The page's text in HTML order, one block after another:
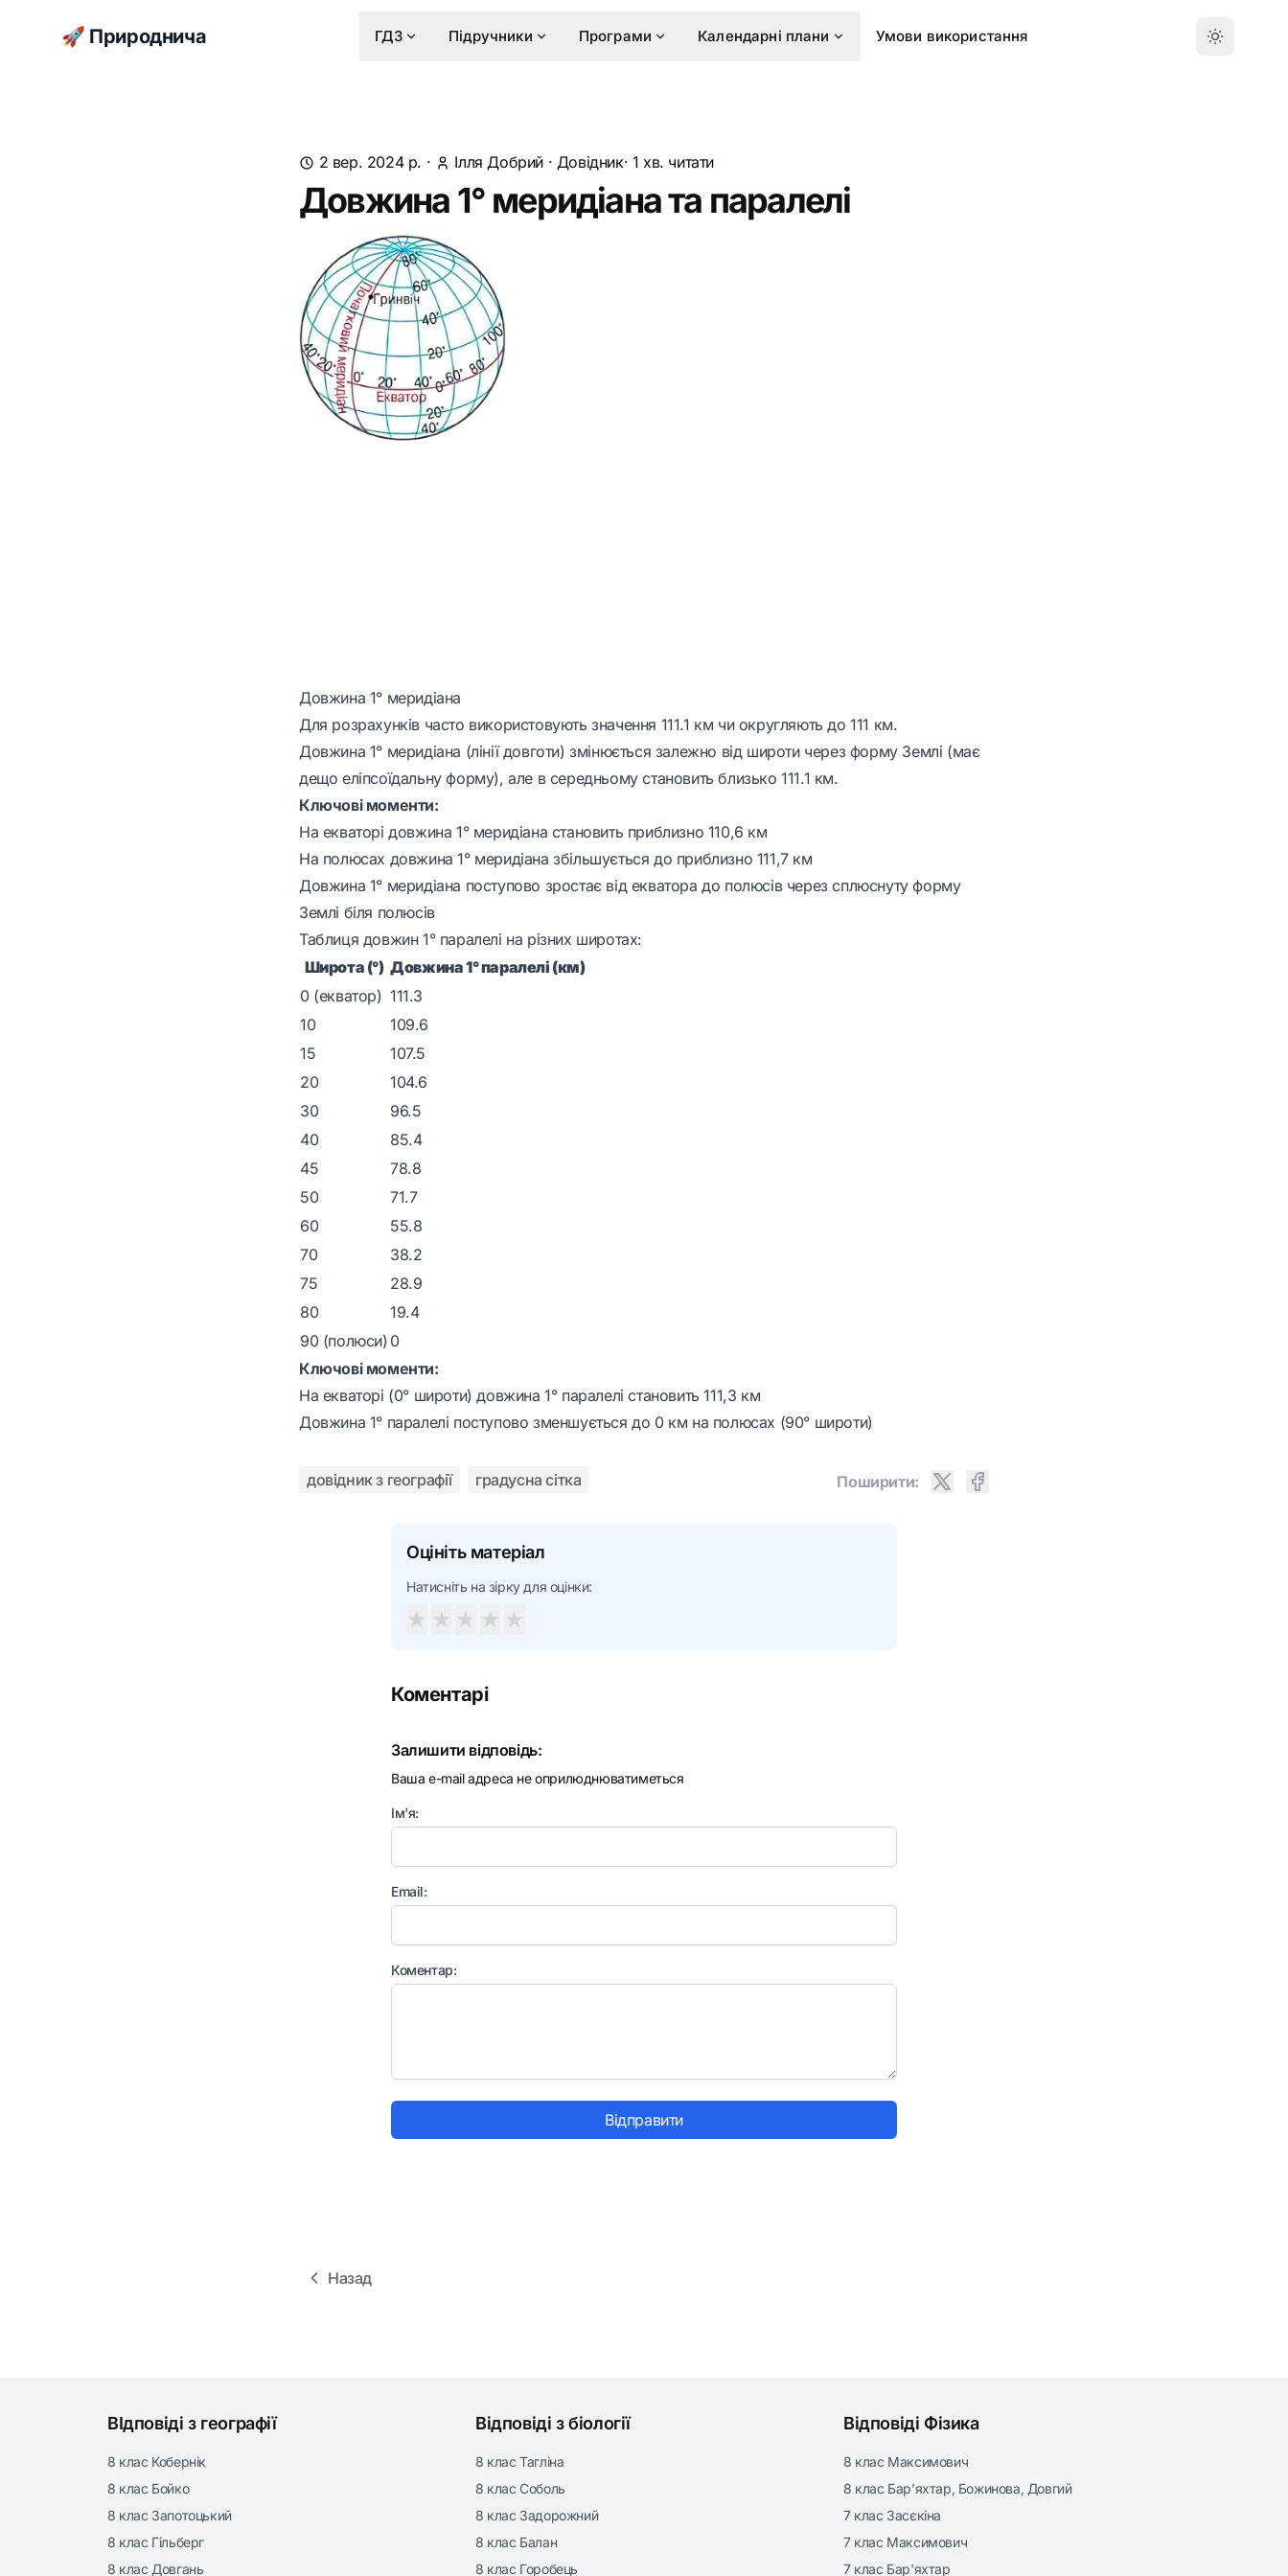
🚀 Природнича ГДЗ Підручники Програми Календарні плани Умови використання
2 вер. 2024 р. · Ілля Добрий · Довідник· 1 хв. читати
Довжина 1° меридіана та паралелі
Довжина 1° меридіана
Для розрахунків часто використовують значення 111.1 км чи округляють до 111 км.
Довжина 1° меридіана (лінії довготи) змінюється залежно від широти через форму Землі (має
дещо еліпсоїдальну форму), але в середньому становить близько 111.1 км.
Ключові моменти:
На екваторі довжина 1° меридіана становить приблизно 110,6 км
На полюсах довжина 1° меридіана збільшується до приблизно 111,7 км
Довжина 1° меридіана поступово зростає від екватора до полюсів через сплюснуту форму
Землі біля полюсів
Таблиця довжин 1° паралелі на різних широтах:
Широта (°) Довжина 1° паралелі (км)
0 (екватор) 111.3
10
109.6
15
107.5
20
104.6
30
96.5
40
85.4
45
78.8
50
71.7
60
55.8
70
38.2
75
28.9
80
19.4
90 (полюси) 0
Ключові моменти:
На екваторі (0° широти) довжина 1° паралелі становить 111,3 км
Довжина 1° паралелі поступово зменшується до 0 км на полюсах (90° широти)
довідник з географії градусна сітка Поширити:
Оцініть матеріал
Натисніть на зірку для оцінки:
★ ★ ★ ★ ★
Коментарі
Залишити відповідь:
Ваша e-mail адреса не оприлюднюватиметься
Ім'я:
Email:
Коментар:
Відправити
Назад
ВІдповіді з географії
8 клас Кобернік
8 клас Бойко
8 клас Запотоцький
8 клас Гільберг
8 клас Довгань
Відповіді з біології
8 клас Тагліна
8 клас Соболь
8 клас Задорожний
8 клас Балан
8 клас Горобець
Відповіді Фізика
8 клас Максимович
8 клас Бар’яхтар, Божинова, Довгий
7 клас Засєкіна
7 клас Максимович
7 клас Бар'яхтар